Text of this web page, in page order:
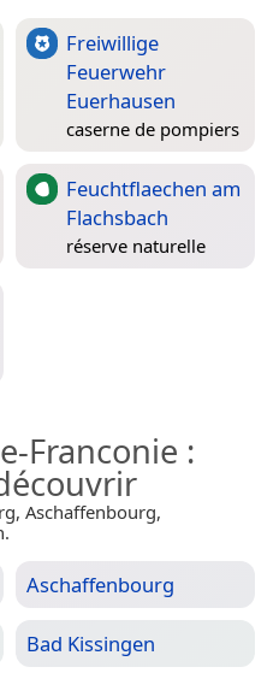
Freiwillige
Feuerwehr
Euerhausen
caserne de pompiers
Feuchtflaechen am
Flachsbach
réserve naturelle
Franconie :
Aschaffenbourg,
Aschaffenbourg
Bad Kissingen